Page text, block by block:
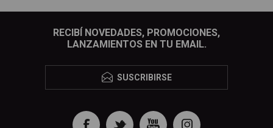
RECIBÍ NOVEDADES, PROMOCIONES,
LANZAMIENTOS EN TU EMAIL.
SUSCRIBIRSE